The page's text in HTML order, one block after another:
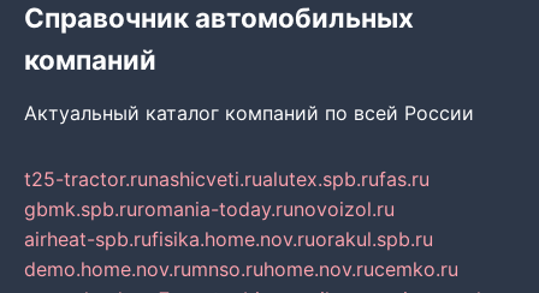
Справочник автомобильных
компаний
Актуальный каталог компаний по всей России
t25-tractor.runashicveti.rualutex.spb.rufas.ru
gbmk.spb.ruromania-today.runovoizol.ru
airheat-spb.rufisika.home.nov.ruorakul.spb.ru
demo.home.nov.rumnso.ruhome.nov.rucemko.ru